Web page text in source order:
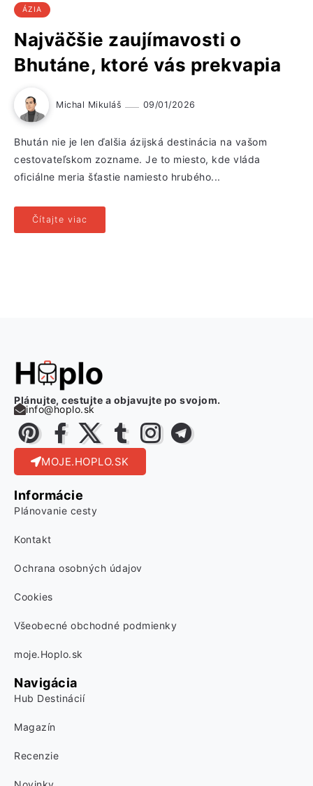
ÁZIA
Najväčšie zaujímavosti o
Bhutáne, ktoré vás prekvapia
Michal Mikuláš 09/01/2026
Bhután nie je len ďalšia ázijská destinácia na vašom
cestovateľskom zozname. Je to miesto, kde vláda
oficiálne meria šťastie namiesto hrubého...
Čítajte viac
Plánujte, cestujte a objavujte po svojom.
info@hoplo.sk
MOJE.HOPLO.SK
Informácie
Plánovanie cesty
Kontakt
Ochrana osobných údajov
Cookies
Všeobecné obchodné podmienky
moje.Hoplo.sk
Navigácia
Hub Destinácií
Magazín
Recenzie